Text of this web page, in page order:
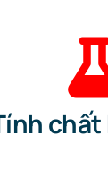
chất